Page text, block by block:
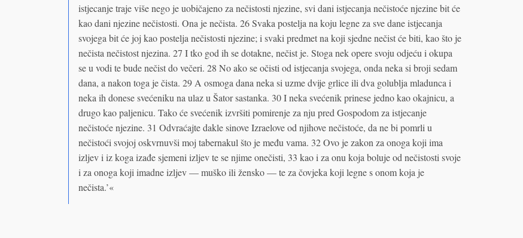
istjecanje traje više nego je uobi­čajeno za nečistosti njezine, svi dani istjecanja nečistoće njezine bit će
kao dani njezine nečistosti. Ona je nečista. 26 Svaka postelja na koju legne za sve dane istjecanja
svojega bit će joj kao postelja nečistosti njezine; i svaki predmet na koji sjedne nečist će biti, kao što je
nečista nečistost njezina. 27 I tko god ih se dotakne, nečist je. Stoga nek opere svoju odjeću i okupa
se u vodi te bude nečist do večeri. 28 No ako se očisti od istjecanja svojega, onda neka si broji sedam
dana, a nakon toga je čista. 29 A osmoga dana neka si uzme dvije grlice ili dva golublja mladunca i
neka ih donese svećeniku na ulaz u Šator sastanka. 30 I neka svećenik prinese jedno kao okajnicu, a
drugo kao paljenicu. Tako će svećenik izvršiti pomirenje za nju pred Gospodom za istjecanje
nečistoće njezine. 31 Odvraćajte dakle sinove Izraelove od njihove nečistoće, da ne bi pomrli u
nečistoći svojoj oskvrnuvši moj tabernakul što je među vama. 32 Ovo je zakon za onoga koji ima
izljev i iz koga izađe sjemeni izljev te se njime onečisti, 33 kao i za onu koja boluje od nečistosti svoje
i za onoga koji imadne izljev — muško ili žensko — te za čovjeka koji legne s onom koja je
nečista.’«